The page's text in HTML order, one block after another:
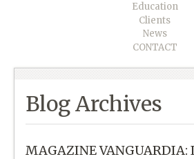
Education
Clients
News
CONTACT
Blog Archives
MAGAZINE VANGUARDIA: